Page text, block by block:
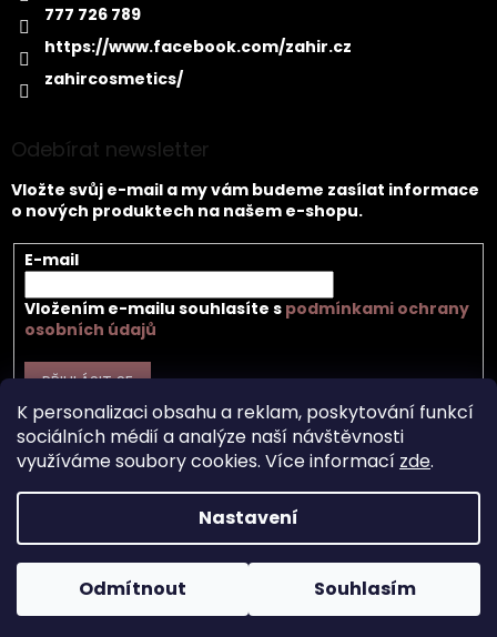
K personalizaci obsahu a reklam, poskytování funkcí
sociálních médií a analýze naší návštěvnosti
využíváme soubory cookies. Více informací zde.
Nastavení
Odmítnout Souhlasím
777 726 789
https://www.facebook.com/zahir.cz
zahircosmetics/
Odebírat newsletter
Vložte svůj e-mail a my vám budeme zasílat informace
o nových produktech na našem e-shopu.
E-mail
Vložením e-mailu souhlasíte s podmínkami ochrany
osobních údajů
PŘIHLÁSIT SE
Copyright 2026Záhir cosmetics s.r.o.. Všechna práva
vyhrazena. Upravit nastavení cookies